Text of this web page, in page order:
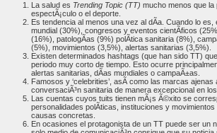
La salud es Trending Topic (TT) mucho menos que la
espectÃ¡culo o el deporte.
Es tendencia al menos una vez al dÃ­a. Cuando lo es,
mundial (30%), congresos y eventos cientÃ­ficos
(16%), patologÃ­as (9%) polÃ­tica sanitaria (8%),
(5%), movimientos (3,5%), alertas sanitarias (3,5%).
Existen determinados hashtags (que han sido TT)
periodo muy corto de tiempo. Esto ocurre
alertas sanitarias, dÃ­as mundiales o campaÃ±as.
Famosos y ‘celebrities’, asÃ­ como las marcas
conversaciÃ³n sanitaria de manera excepcional en
Las cuentas cuyos tuits tienen mÃ¡s Ã©xito se
personalidades polÃ­ticas, instituciones y
causas concretas.
En ocasiones el protagonista de un TT puede ser un